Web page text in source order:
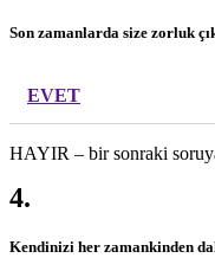
Son zamanlarda size zorluk
EVET
HAYIR – bir sonraki
4.
Kendinizi her zamankinden